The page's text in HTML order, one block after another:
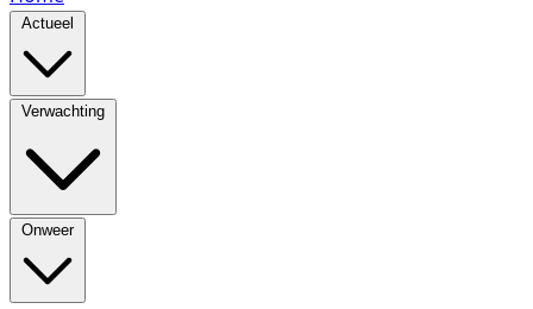
Actueel
Verwachting
Onweer